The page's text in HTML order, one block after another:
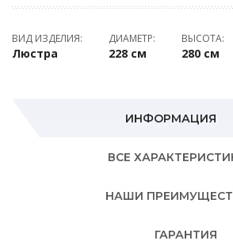
ВИД ИЗДЕЛИЯ:
Люстра
ДИАМЕТР:
228 см
ВЫСОТА:
280 см
ИНФОРМАЦИЯ
ВСЕ
НАШИ
ГАРАНТИЯ